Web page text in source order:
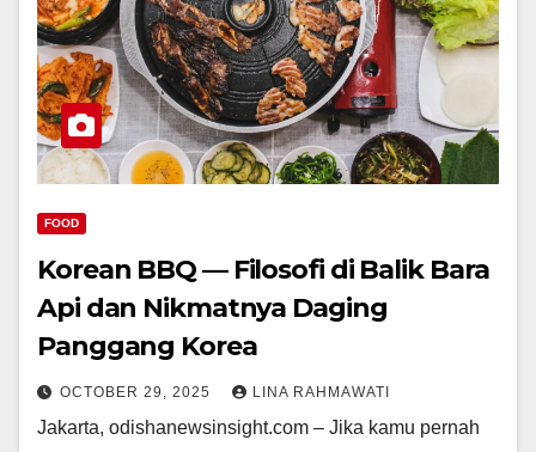
FOOD
Korean BBQ — Filosofi di Balik Bara
Api dan Nikmatnya Daging
Panggang Korea
OCTOBER 29, 2025 LINA RAHMAWATI
Jakarta, odishanewsinsight.com – Jika kamu pernah